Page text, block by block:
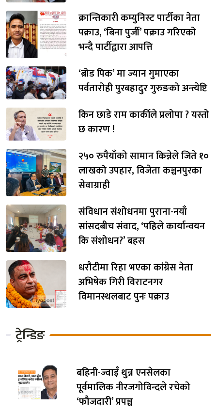
क्रान्तिकारी कम्युनिस्ट पार्टीका नेता
पक्राउ, ‘बिना पुर्जी’ पक्राउ गरिएको
भन्दै पार्टीद्वारा आपत्ति
‘ब्रोड पिक’ मा ज्यान गुमाएका
पर्वतारोही पुरबहादुर गुरुङको अन्त्येष्टि
किन छाडे राम कार्कीले प्रलोपा ? यस्तो
छ कारण !
२५० रुपैयाँको सामान किन्नेले जिते १०
लाखको उपहार, विजेता कञ्चनपुरका
सेवाग्राही
संविधान संशोधनमा पुराना-नयाँ
सांसदबीच संवाद, ‘पहिले कार्यान्वयन
कि संशोधन?’ बहस
धरौटीमा रिहा भएका कांग्रेस नेता
अभिषेक गिरी विराटनगर
विमानस्थलबाट पुनः पक्राउ
ट्रेन्डिङ
बहिनी-ज्वाइँ थुन्न एनसेलका
पूर्वमालिक नीरजगोविन्दले रचेको
‘फौजदारी’ प्रपञ्च